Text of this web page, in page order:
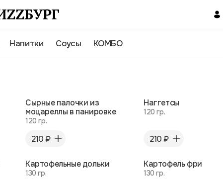
Напитки Соусы КОМБО
Сырные палочки из
моцареллы в панировке
120 гр.
210 ₽
Наггетсы
120 гр.
210 ₽
Картофельные дольки
130 гр.
Картофель фри
130 гр.